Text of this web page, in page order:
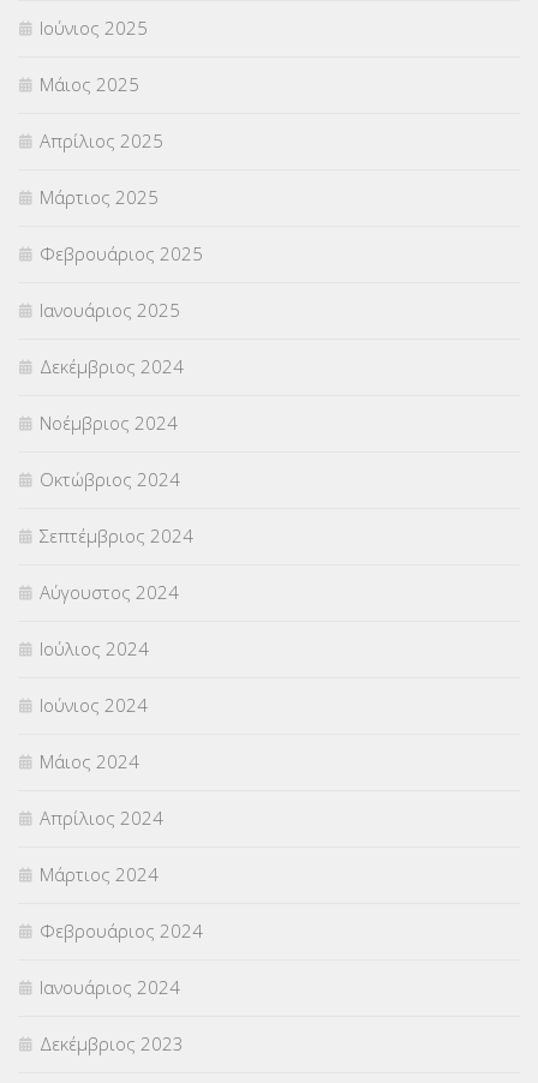
Ιούνιος 2025
Μάιος 2025
Απρίλιος 2025
Μάρτιος 2025
Φεβρουάριος 2025
Ιανουάριος 2025
Δεκέμβριος 2024
Νοέμβριος 2024
Οκτώβριος 2024
Σεπτέμβριος 2024
Αύγουστος 2024
Ιούλιος 2024
Ιούνιος 2024
Μάιος 2024
Απρίλιος 2024
Μάρτιος 2024
Φεβρουάριος 2024
Ιανουάριος 2024
Δεκέμβριος 2023